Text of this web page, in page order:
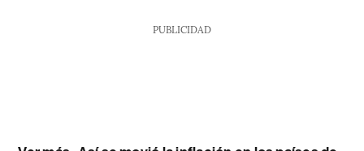
PUBLICIDAD